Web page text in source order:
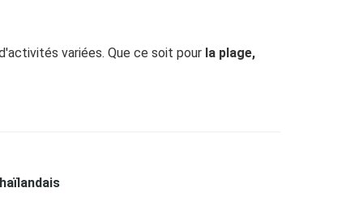
variées. Que ce soit pour la plage,